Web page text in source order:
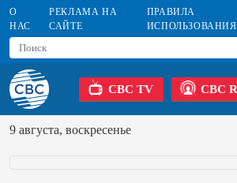
О
НАС
РЕКЛАМА НА
САЙТЕ
ПРАВИЛА
ИСПОЛЬЗОВАНИЯ
CBC TV CBC
9 августа, воскресенье